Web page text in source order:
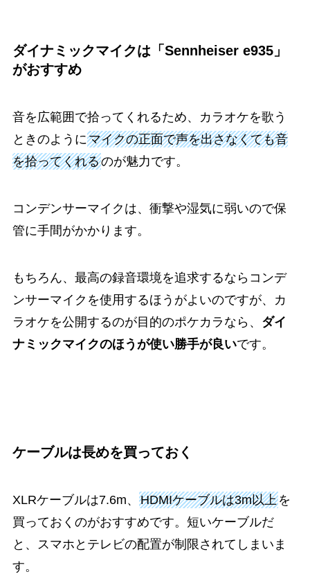
ダイナミックマイクは「Sennheiser e935」
がおすすめ
音を広範囲で拾ってくれるため、カラオケを歌う
ときのようにマイクの正面で声を出さなくても音
を拾ってくれるのが魅力です。
コンデンサーマイクは、衝撃や湿気に弱いので保
管に手間がかかります。
もちろん、最高の録音環境を追求するならコンデ
ンサーマイクを使用するほうがよいのですが、カ
ラオケを公開するのが目的のポケカラなら、 ダイ
ナミックマイクのほうが使い勝手が良いです。
ケーブルは長めを買っておく
XLRケーブルは7.6m、 HDMIケーブルは3m以上を
買っておくのがおすすめです。短いケーブルだ
と、スマホとテレビの配置が制限されてしまいま
す。